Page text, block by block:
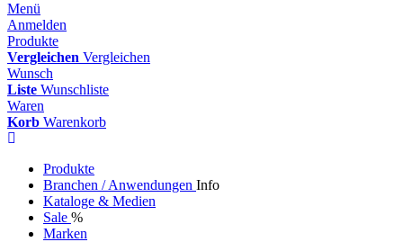
Menü
Anmelden
Produkte
Vergleichen Vergleichen
Wunsch
Liste Wunschliste
Waren
Korb Warenkorb
Produkte
Branchen / Anwendungen Info
Kataloge & Medien
Sale %
Marken